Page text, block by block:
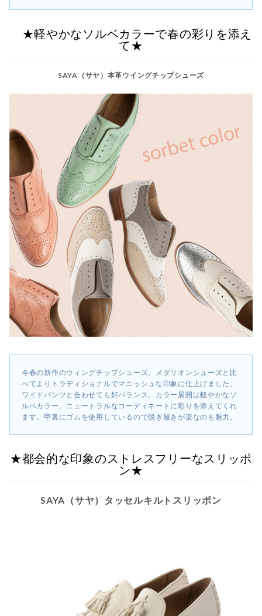
★軽やかなソルベカラーで春の彩りを添え
て★
SAYA（サヤ）本革ウイングチップシューズ
今春の新作のウィングチップシューズ。メダリオンシューズと比
べてよりトラディショナルでマニッシュな印象に仕上げました。
ワイドパンツと合わせても好バランス。カラー展開は軽やかなソ
ルベカラー。ニュートラルなコーディネートに彩りを添えてくれ
ます。甲裏にゴムを使用しているので脱ぎ履きが楽なのも魅力。
★都会的な印象のストレスフリーなスリッポ
ン★
SAYA（サヤ）タッセルキルトスリッポン